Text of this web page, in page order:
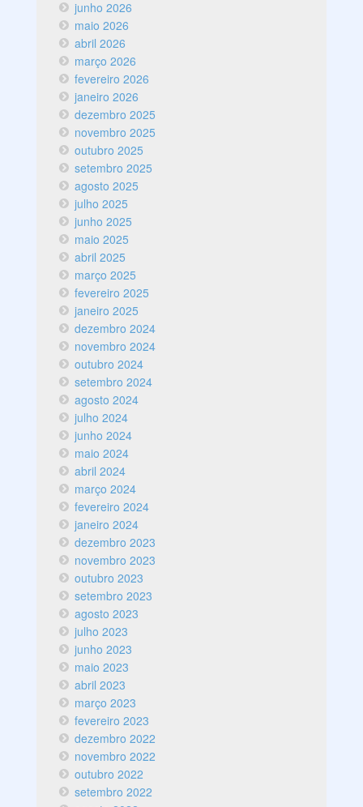
junho 2026
maio 2026
abril 2026
março 2026
fevereiro 2026
janeiro 2026
dezembro 2025
novembro 2025
outubro 2025
setembro 2025
agosto 2025
julho 2025
junho 2025
maio 2025
abril 2025
março 2025
fevereiro 2025
janeiro 2025
dezembro 2024
novembro 2024
outubro 2024
setembro 2024
agosto 2024
julho 2024
junho 2024
maio 2024
abril 2024
março 2024
fevereiro 2024
janeiro 2024
dezembro 2023
novembro 2023
outubro 2023
setembro 2023
agosto 2023
julho 2023
junho 2023
maio 2023
abril 2023
março 2023
fevereiro 2023
dezembro 2022
novembro 2022
outubro 2022
setembro 2022